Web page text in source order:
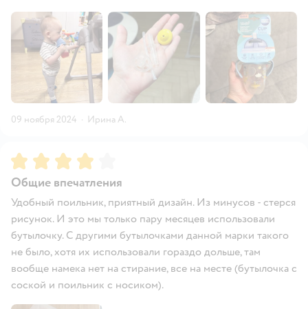
09 ноября 2024 · Ирина А.
Рейтинг:4
Общие впечатления
Удобный поильник, приятный дизайн. Из минусов - стерся
рисунок. И это мы только пару месяцев использовали
бутылочку. С другими бутылочками данной марки такого
не было, хотя их использовали гораздо дольше, там
вообще намека нет на стирание, все на месте (бутылочка с
соской и поильник с носиком).